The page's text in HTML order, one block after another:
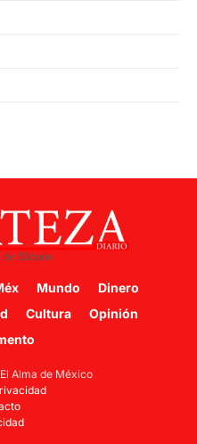
Mundo
Dinero
Cultura
Opinión
Alma de México